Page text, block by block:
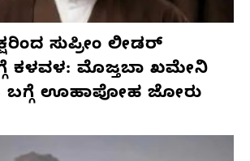
ಸುಪ್ರೀಂ ಲೀಡರ್
ಕಳವಳ: ಮೊಜ್ತಬಾ ಖಮೇನಿ
ಬಗ್ಗೆ ಊಹಾಪೋಹ ಜೋರು